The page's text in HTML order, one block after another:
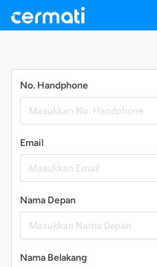
No. Handphone
Email
Nama Depan
Nama Belakang